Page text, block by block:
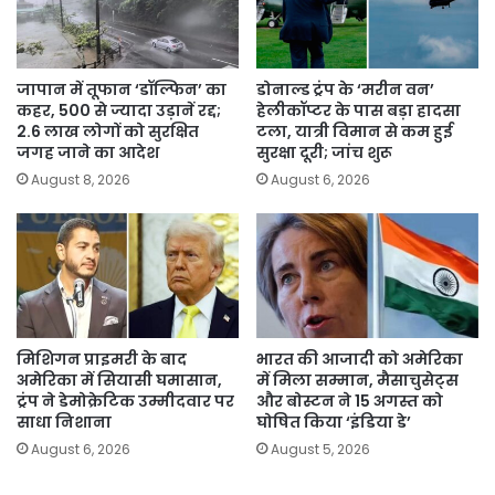
जापान में तूफान ‘डॉल्फिन’ का
कहर, 500 से ज्यादा उड़ानें रद्द;
2.6 लाख लोगों को सुरक्षित
जगह जाने का आदेश
August 8, 2026
डोनाल्ड ट्रंप के ‘मरीन वन’
हेलीकॉप्टर के पास बड़ा हादसा
टला, यात्री विमान से कम हुई
सुरक्षा दूरी; जांच शुरू
August 6, 2026
मिशिगन प्राइमरी के बाद
अमेरिका में सियासी घमासान,
ट्रंप ने डेमोक्रेटिक उम्मीदवार पर
साधा निशाना
August 6, 2026
भारत की आजादी को अमेरिका
में मिला सम्मान, मैसाचुसेट्स
और बोस्टन ने 15 अगस्त को
घोषित किया ‘इंडिया डे’
August 5, 2026